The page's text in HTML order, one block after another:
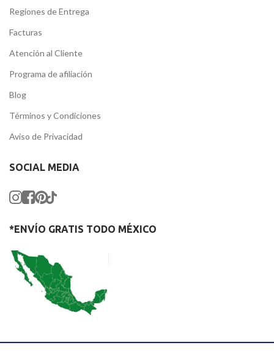
Regiones de Entrega
Facturas
Atención al Cliente
Programa de afiliación
Blog
Términos y Condiciones
Aviso de Privacidad
SOCIAL MEDIA
*ENVÍO GRATIS TODO MÉXICO